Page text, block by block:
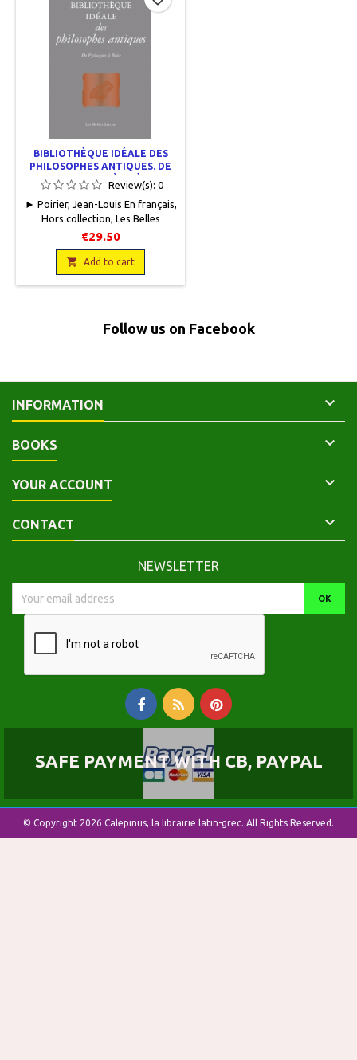
BIBLIOTHÈQUE IDÉALE DES
PHILOSOPHES ANTIQUES. DE
PYTHAGORE À BOÈCE
Review(s): 0
► Poirier, Jean-Louis En français,
Hors collection, Les Belles
Lettres, 2018, 12,5 x 19,4, 688
pages, broché. Neuf.
9782251447360
€29.50
 Add to cart
Follow us on Facebook
INFORMATION 
BOOKS 
YOUR ACCOUNT 
CONTACT 
NEWSLETTER
SAFE PAYMENT WITH CB, PAYPAL
© Copyright 2026 Calepinus, la librairie latin-grec. All Rights Reserved.